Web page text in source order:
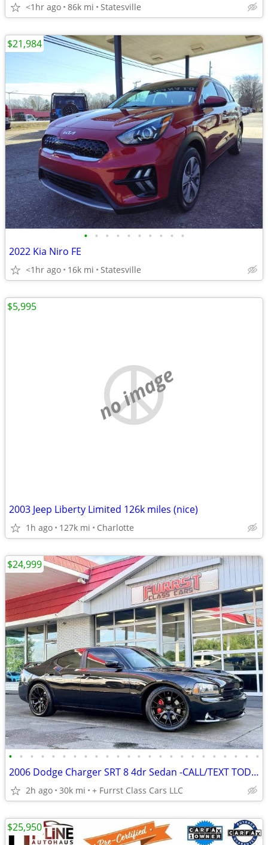
<1hr ago 86k mi Statesville
• • • • • • • • • •
2022 Kia Niro FE
<1hr ago 16k mi Statesville
$21,984
no image
2003 Jeep Liberty Limited 126k miles (nice)
1h ago 127k mi Charlotte
$5,995
• • • • • • • • • • • • • • • • • • • • • • • •
2006 Dodge Charger SRT 8 4dr Sedan -CALL/TEXT TODAY!!!!
2h ago 30k mi + Furrst Class Cars LLC
$24,999
$25,950